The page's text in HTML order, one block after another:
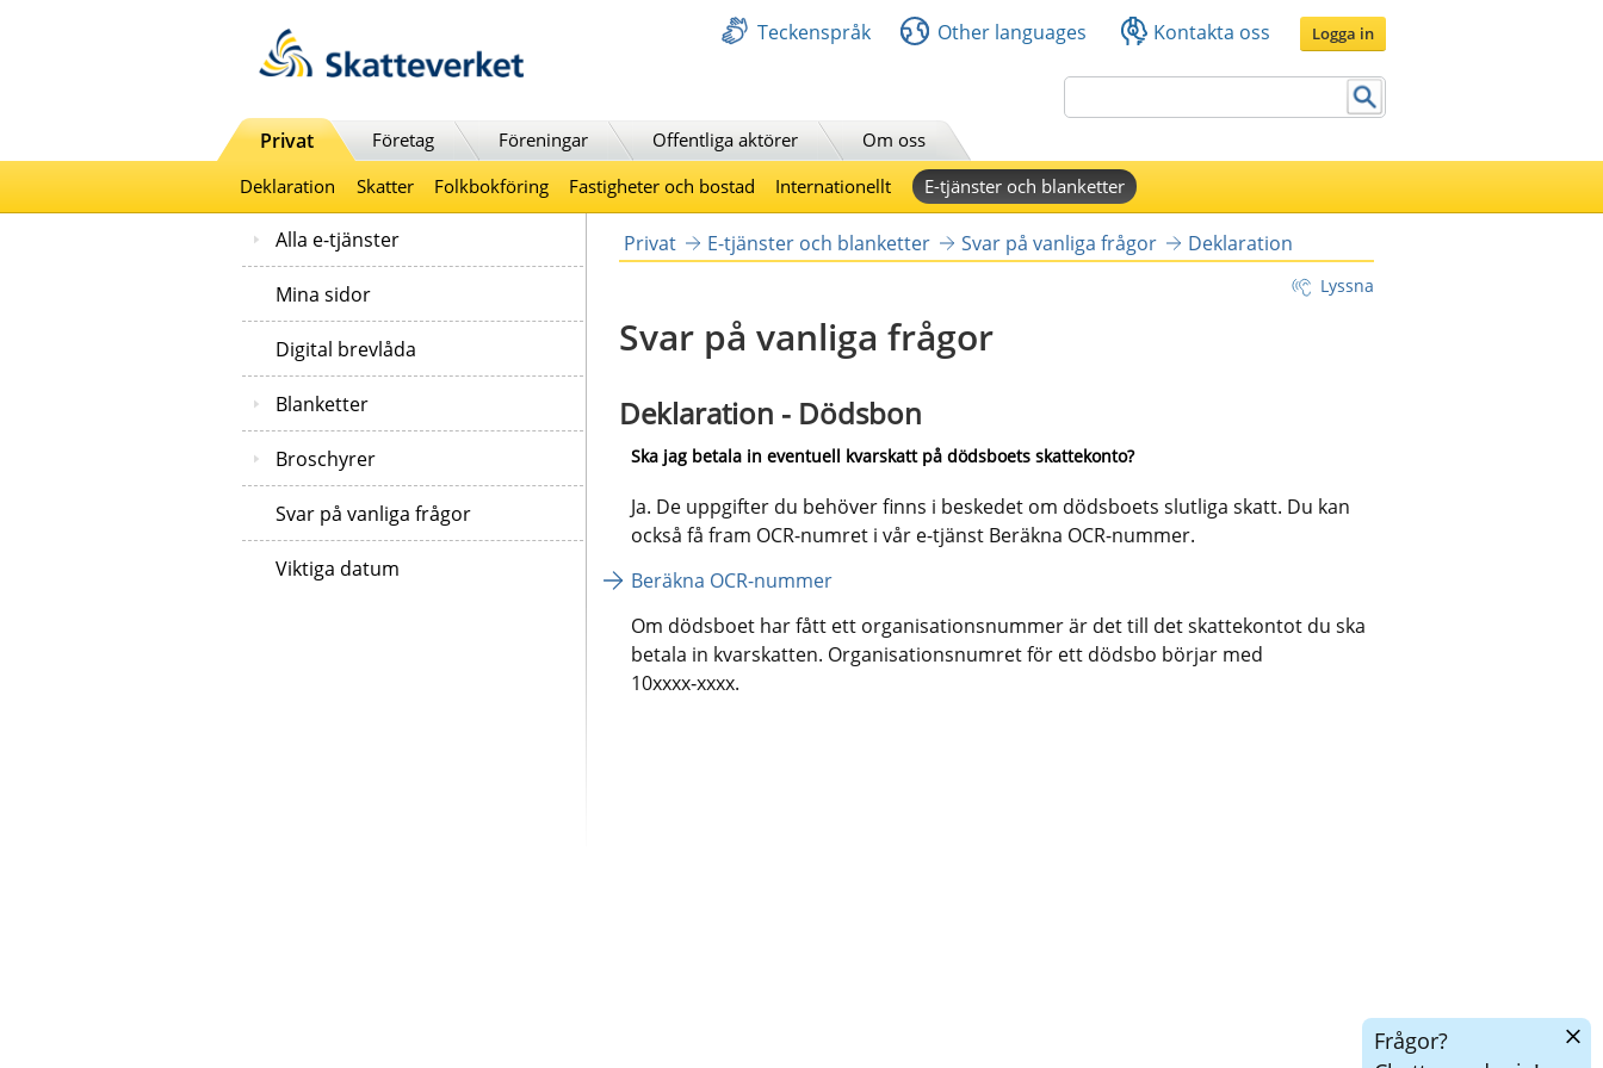
Teckenspråk Other languages Kontakta oss Logga in
Privat Företag Föreningar Offentliga aktörer
Om oss
Deklaration
Skatter Folkbokföring Fastigheter och bostad Internationellt E-tjänster och blanketter
Alla e-tjänster
Mina sidor
Digital brevlåda
Blanketter
Broschyrer
Svar på vanliga frågor
Viktiga datum
Privat E-tjänster och blanketter Svar på vanliga frågor Deklaration
Lyssna
Svar på vanliga frågor
Deklaration - Dödsbon
Ska jag betala in eventuell kvarskatt på dödsboets skattekonto?
Ja. De uppgifter du behöver finns i beskedet om dödsboets slutliga skatt. Du kan
också få fram OCR-numret i vår e-tjänst Beräkna OCR-nummer.
Beräkna OCR-nummer
Om dödsboet har fått ett organisationsnummer är det till det skattekontot du ska
betala in kvarskatten. Organisationsnumret för ett dödsbo börjar med
10xxxx‑xxxx.
Frågor?
Dölj